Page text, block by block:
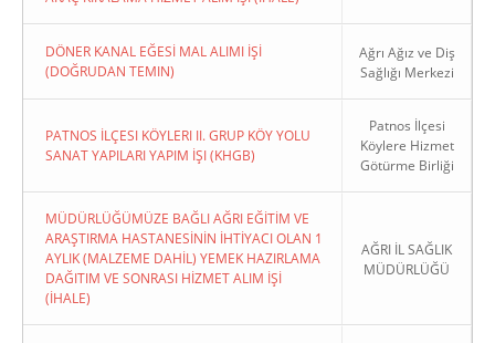
DÖNER KANAL EĞESİ MAL ALIMI İŞİ
(DOĞRUDAN TEMIN)
Ağrı Ağız ve Diş
Sağlığı Merkezi
PATNOS İLÇESI KÖYLERI II. GRUP KÖY YOLU
SANAT YAPILARI YAPIM İŞI (KHGB)
Patnos İlçesi
Köylere Hizmet
Götürme Birliği
MÜDÜRLÜĞÜMÜZE BAĞLI AĞRI EĞİTİM VE
ARAŞTIRMA HASTANESİNİN İHTİYACI OLAN 1
AYLIK (MALZEME DAHİL) YEMEK HAZIRLAMA
DAĞITIM VE SONRASI HİZMET ALIM İŞİ
(İHALE)
AĞRI İL SAĞLIK
MÜDÜRLÜĞÜ